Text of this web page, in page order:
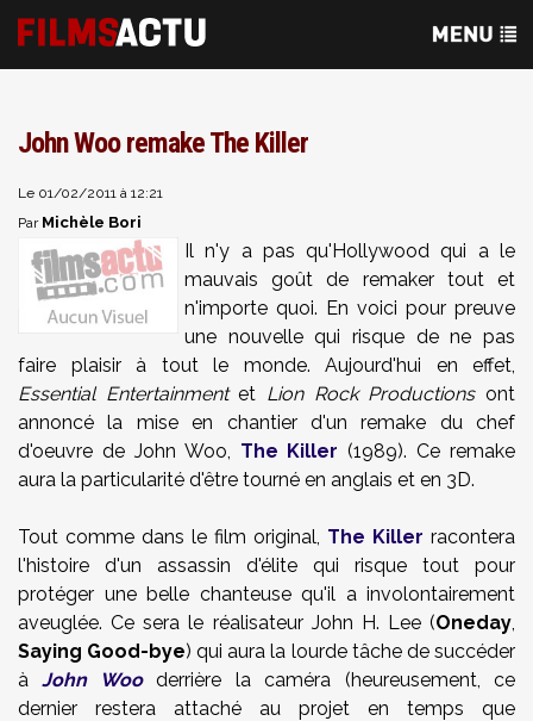
John Woo remake The Killer
Le 01/02/2011 à 12:21
Par Michèle Bori
Il n'y a pas qu'Hollywood qui a le
mauvais goût de remaker tout et
n'importe quoi. En voici pour preuve
une nouvelle qui risque de ne pas
faire plaisir à tout le monde. Aujourd'hui en effet,
Essential Entertainment et Lion Rock Productions ont
annoncé la mise en chantier d'un remake du chef
d'oeuvre de John Woo, The Killer (1989). Ce remake
aura la particularité d'être tourné en anglais et en 3D.
Tout comme dans le film original, The Killer racontera
l'histoire
d'un assassin d'élite qui risque tout
pour
protéger une belle chanteuse qu'il a involontairement
aveuglée. Ce sera le réalisateur John H. Lee (Oneday,
Saying Good-bye) qui aura la lourde tâche de succéder
àJohn Wooderrière la caméra (heureusement, ce
dernier restera attaché au projet en temps que